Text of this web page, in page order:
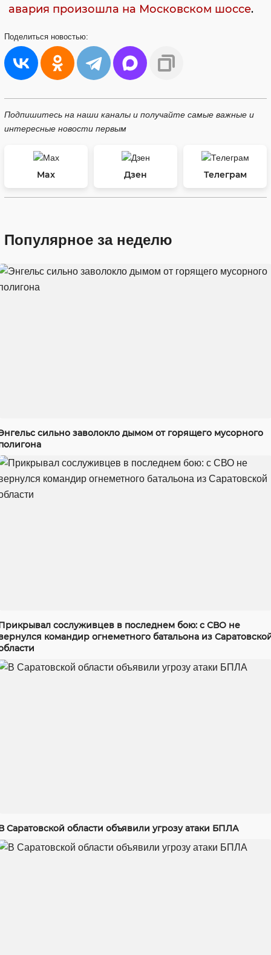
авария произошла на Московском шоссе.
Поделиться новостью:
Подпишитесь на наши каналы и получайте самые важные и
интересные новости первым
Max Дзен Телеграм
Популярное за неделю
сильно заволокло дымом от горящего мусорного
сослуживцев в последнем бою: с СВО не
командир огнеметного батальона из
Саратовской области объявили угрозу атаки БПЛА